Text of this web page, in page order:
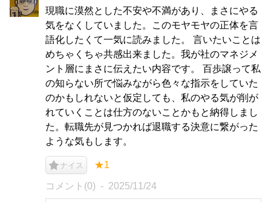
現職に漠然とした不安や不満があり、まさにやる
気をなくしていました。このモヤモヤの正体を言
語化したくて一気に読みました。 言いたいことは
めちゃくちゃ共感出来ました。我が社のマネジメ
ント層にまさに伝えたい内容です。 百歩譲って私
の知らない所で悩みながら色々な指示をしていた
のかもしれないと仮定しても、私のやる気が削が
れていくことは仕方のないことかもと納得しまし
た。転職先が見つかれば退職する決意に繋がった
ような気もします。
ナイス ★1
コメント(0) 2025/11/24